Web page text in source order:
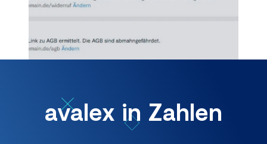
avalex in Zahlen